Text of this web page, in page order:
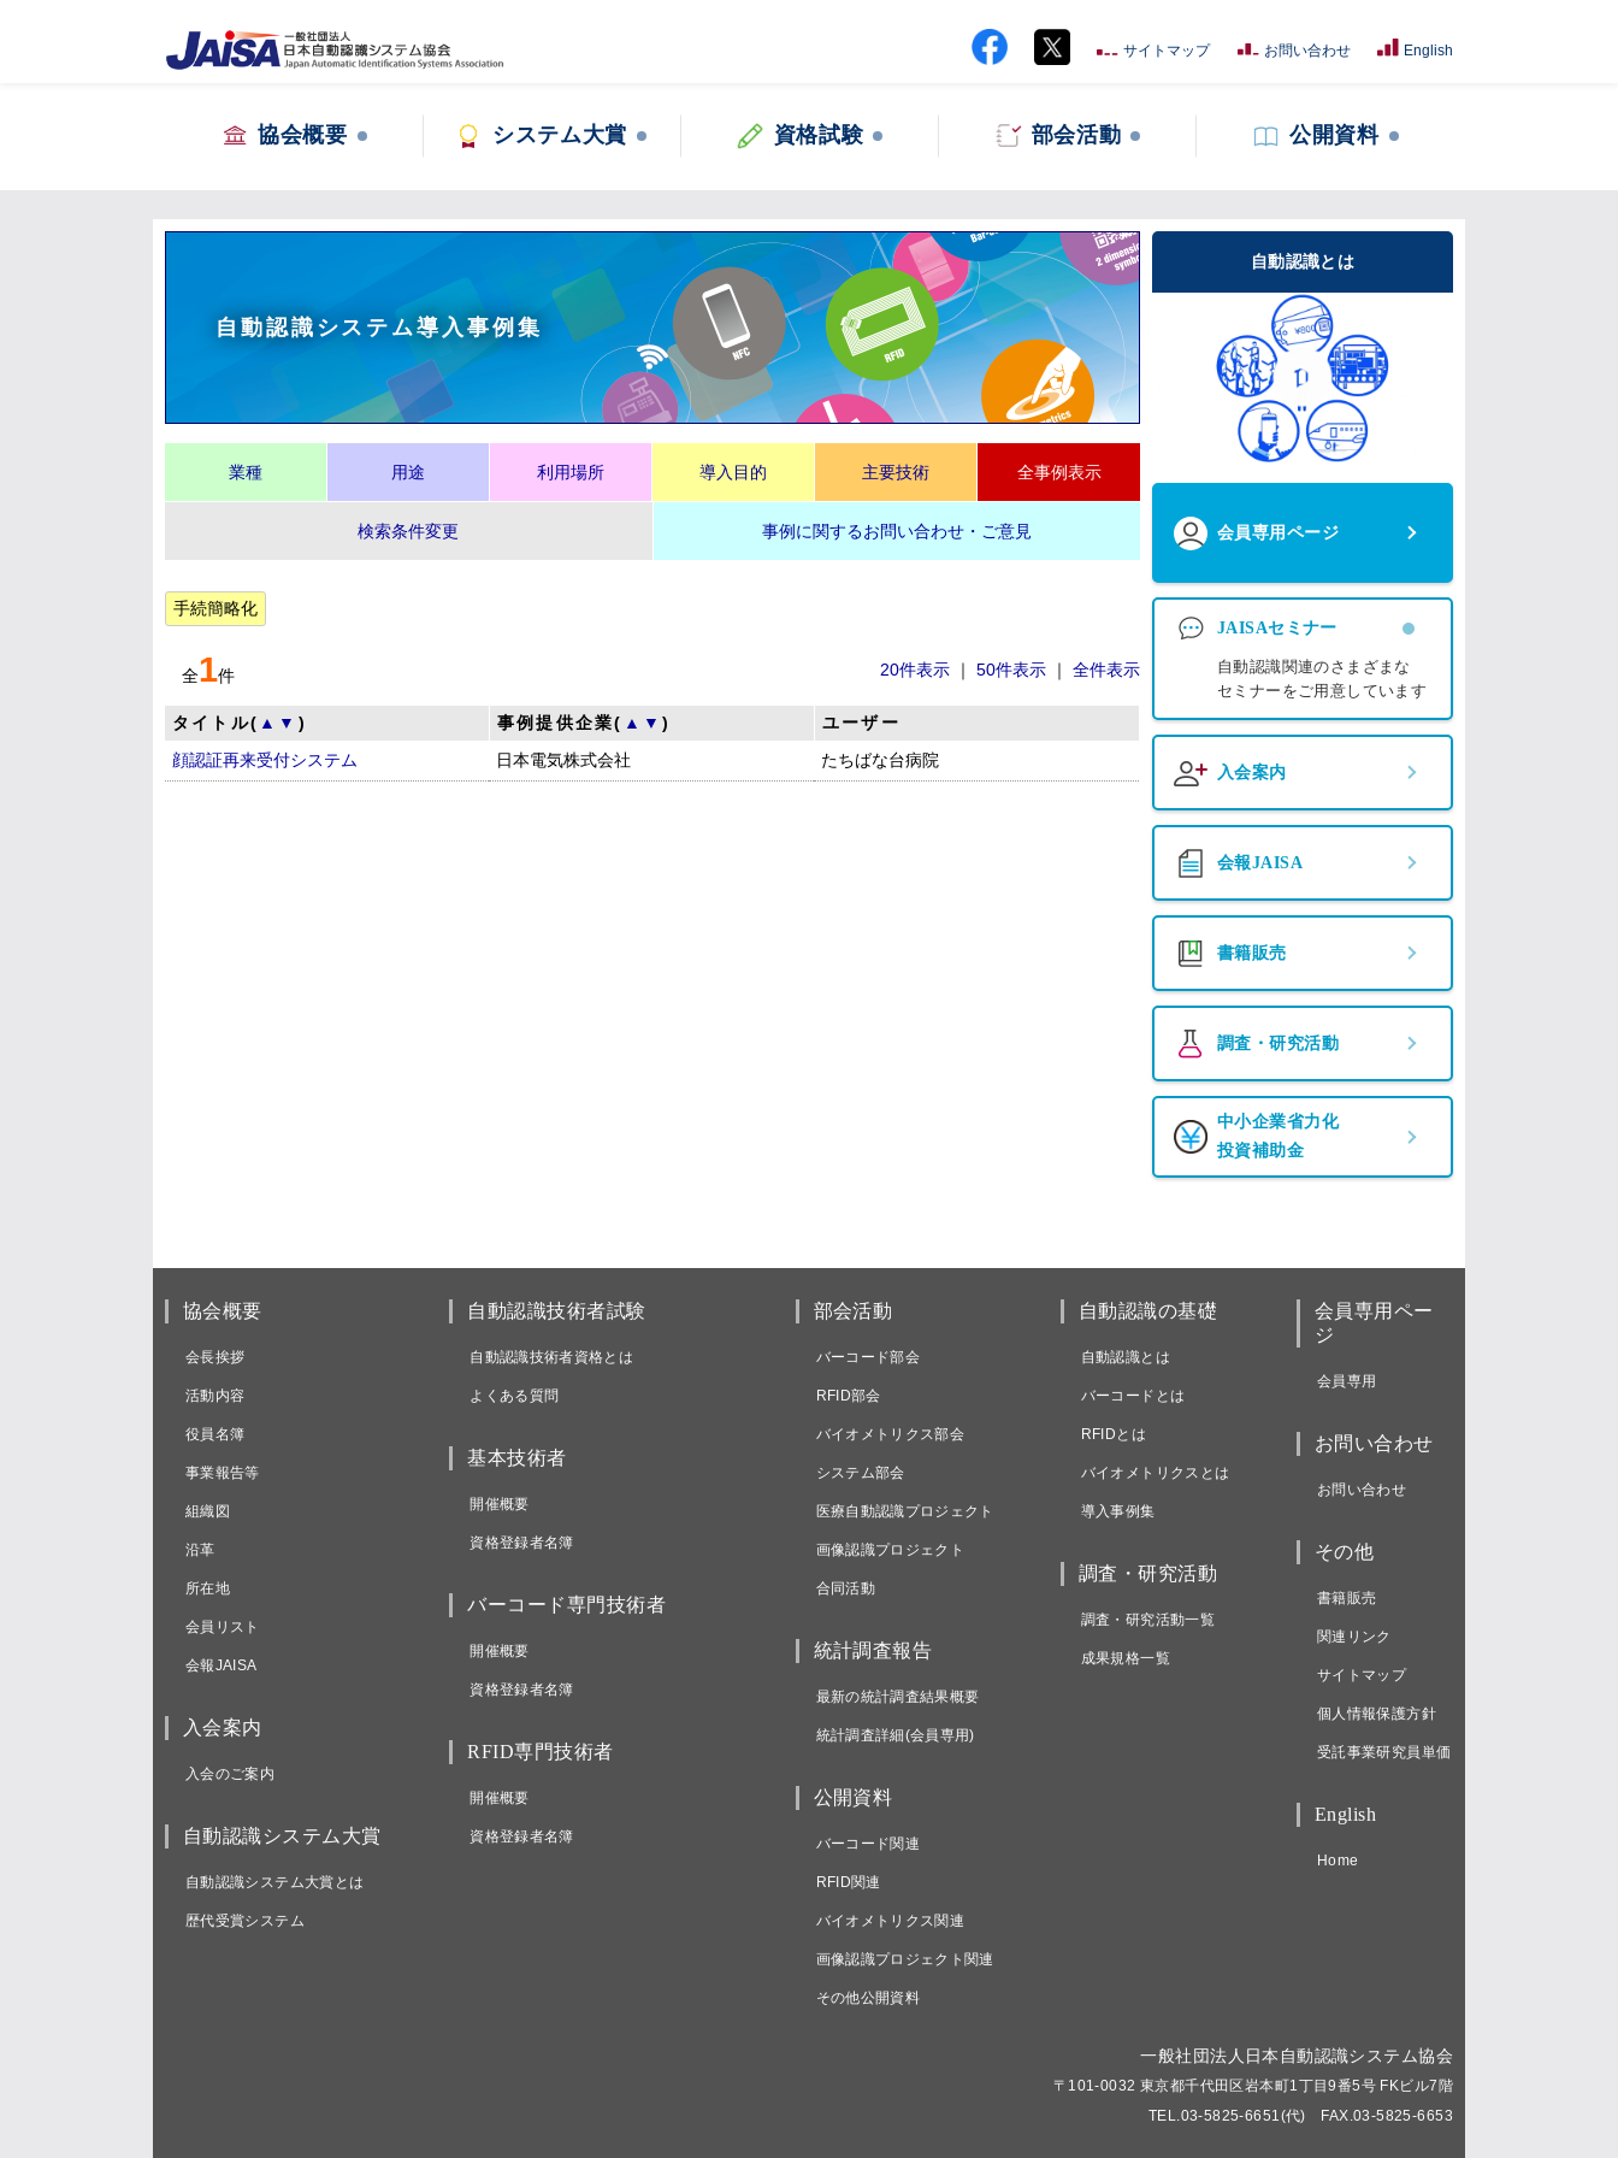
サイトマップ お問い合わせ English
協会概要 システム大賞 資格試験 部会活動 公開資料
自動認識システム導入事例集
業種 用途 利用場所 導入目的 主要技術 全事例表示
検索条件変更 事例に関するお問い合わせ・ご意見
手続簡略化
全1件 20件表示 ｜ 50件表示 ｜ 全件表示
タイトル( ▲ ▼ ) 事例提供企業( ▲ ▼)
ユーザー
顔認証再来受付システム
日本電気株式会社 たちばな台病院
自動認識とは
会員専用ページ
JAISAセミナー
自動認識関連のさまざまな
セミナーをご用意しています
入会案内
会報JAISA
書籍販売
調査・研究活動
中小企業省力化
投資補助金
協会概要
会長挨拶
活動内容
役員名簿
事業報告等
組織図
沿革
所在地
会員リスト
会報JAISA
入会案内
入会のご案内
自動認識システム大賞
自動認識システム大賞とは
歴代受賞システム
自動認識技術者試験
自動認識技術者資格とは
よくある質問
基本技術者
開催概要
資格登録者名簿
バーコード専門技術者
開催概要
資格登録者名簿
RFID専門技術者
開催概要
資格登録者名簿
部会活動
バーコード部会
RFID部会
バイオメトリクス部会
システム部会
医療自動認識プロジェクト
画像認識プロジェクト
合同活動
統計調査報告
最新の統計調査結果概要
統計調査詳細(会員専用)
公開資料
バーコード関連
RFID関連
バイオメトリクス関連
画像認識プロジェクト関連
その他公開資料
自動認識の基礎
自動認識とは
バーコードとは
RFIDとは
バイオメトリクスとは
導入事例集
調査・研究活動
調査・研究活動一覧
成果規格一覧
会員専用ペー
ジ
会員専用
お問い合わせ
お問い合わせ
その他
書籍販売
関連リンク
サイトマップ
個人情報保護方針
受託事業研究員単価
English
Home
一般社団法人日本自動認識システム協会
〒101-0032 東京都千代田区岩本町1丁目9番5号 FKビル7階
TEL.03-5825-6651(代) FAX.03-5825-6653